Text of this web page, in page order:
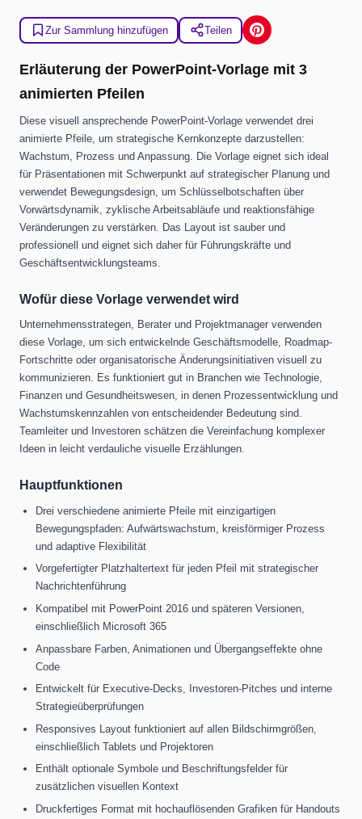
Zur Sammlung hinzufügen Teilen
Erläuterung der PowerPoint-Vorlage mit 3
animierten Pfeilen
Diese visuell ansprechende PowerPoint-Vorlage verwendet drei
animierte Pfeile, um strategische Kernkonzepte darzustellen:
Wachstum, Prozess und Anpassung. Die Vorlage eignet sich ideal
für Präsentationen mit Schwerpunkt auf strategischer Planung und
verwendet Bewegungsdesign, um Schlüsselbotschaften über
Vorwärtsdynamik, zyklische Arbeitsabläufe und reaktionsfähige
Veränderungen zu verstärken. Das Layout ist sauber und
professionell und eignet sich daher für Führungskräfte und
Geschäftsentwicklungsteams.
Wofür diese Vorlage verwendet wird
Unternehmensstrategen, Berater und Projektmanager verwenden
diese Vorlage, um sich entwickelnde Geschäftsmodelle, Roadmap-
Fortschritte oder organisatorische Änderungsinitiativen visuell zu
kommunizieren. Es funktioniert gut in Branchen wie Technologie,
Finanzen und Gesundheitswesen, in denen Prozessentwicklung und
Wachstumskennzahlen von entscheidender Bedeutung sind.
Teamleiter und Investoren schätzen die Vereinfachung komplexer
Ideen in leicht verdauliche visuelle Erzählungen.
Hauptfunktionen
Drei verschiedene animierte Pfeile mit einzigartigen
Bewegungspfaden: Aufwärtswachstum, kreisförmiger Prozess
und adaptive Flexibilität
Vorgefertigter Platzhaltertext für jeden Pfeil mit strategischer
Nachrichtenführung
Kompatibel mit PowerPoint 2016 und späteren Versionen,
einschließlich Microsoft 365
Anpassbare Farben, Animationen und Übergangseffekte ohne
Code
Entwickelt für Executive-Decks, Investoren-Pitches und interne
Strategieüberprüfungen
Responsives Layout funktioniert auf allen Bildschirmgrößen,
einschließlich Tablets und Projektoren
Enthält optionale Symbole und Beschriftungsfelder für
zusätzlichen visuellen Kontext
Druckfertiges Format mit hochauflösenden Grafiken für Handouts